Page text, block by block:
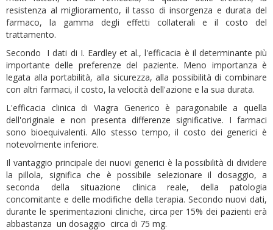
resistenza al miglioramento, il tasso di insorgenza e durata del
farmaco, la gamma degli effetti collaterali e il costo del
trattamento.
Secondo I dati di I. Eardley et al., l'efficacia è il determinante più
importante delle preferenze del paziente. Meno importanza è
legata alla portabilità, alla sicurezza, alla possibilità di combinare
con altri farmaci, il costo, la velocità dell'azione e la sua durata.
L'efficacia clinica di Viagra Generico è paragonabile a quella
dell'originale e non presenta differenze significative. I farmaci
sono bioequivalenti. Allo stesso tempo, il costo dei generici è
notevolmente inferiore.
Il vantaggio principale dei nuovi generici è la possibilità di dividere
la pillola, significa che è possibile selezionare il dosaggio, a
seconda della situazione clinica reale, della patologia
concomitante e delle modifiche della terapia. Secondo nuovi dati,
durante le sperimentazioni cliniche, circa per 15% dei pazienti erà
abbastanza un dosaggio circa di 75 mg.